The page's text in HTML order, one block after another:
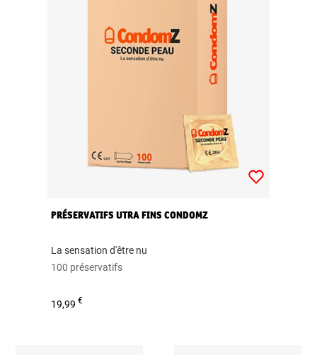
PRÉSERVATIFS UTRA FINS CONDOMZ
La sensation d'être nu
100 préservatifs
19,99€